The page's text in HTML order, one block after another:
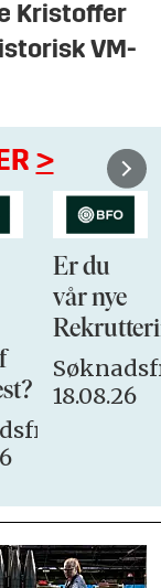
Kristoffer
VM-
>
Er du
vår nye
18.08.26